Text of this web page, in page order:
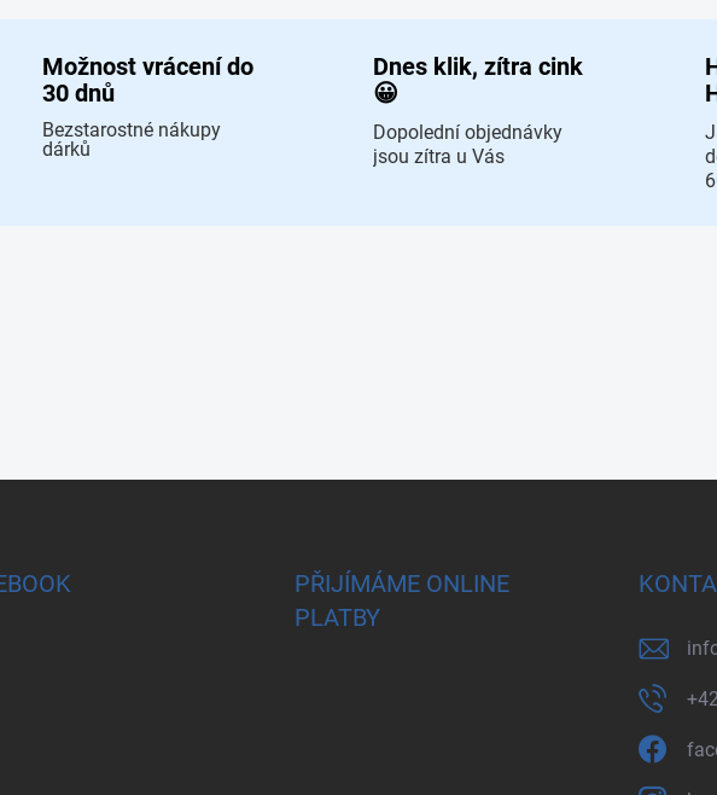
Možnost vrácení do
30 dnů
Bezstarostné nákupy
dárků
Dnes klik, zítra cink
😀
Dopolední objednávky
jsou zítra u Vás
PŘIJÍMÁME ONLINE
PLATBY